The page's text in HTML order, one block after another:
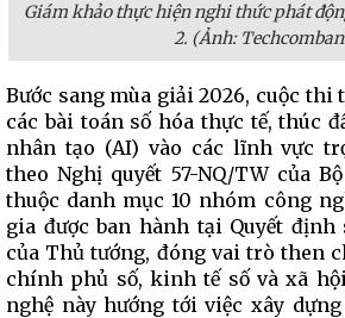
Giám khảo thực hiện nghi thức phát
2. (Ảnh:
Bước sang mùa giải 2026, cuộc
các bài toán số hóa thực tế, thúc
nhân tạo (AI) vào các lĩnh vực
theo Nghị quyết 57-NQ/TW của
thuộc danh mục 10 nhóm công
gia được ban hành tại Quyết định
của Thủ tướng, đóng vai trò then
chính phủ số, kinh tế số và xã
nghệ này hướng tới việc xây